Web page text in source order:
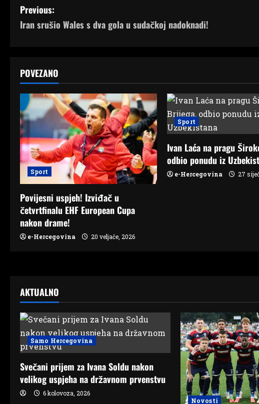
P
o
t
n
a
v
i
g
a
t
i
n
Previous:
Iran srušio Wales s dva gola u sudačkoj nadoknadi!
POVEZANO
Sport
Povijesni uspjeh! Izviđač u
četvrtfinalu EHF European Cupa
nakon drame!
e-Hercegovina 20 veljače, 2026
Sport
Ivan Laća na pragu
odbio ponudu iz
e-Hercegovina 27
AKTUALNO
Samo Hercegovina
Svečani prijem za Ivana Soldu nakon
velikog uspjeha na državnom prvenstvu
6 kolovoza, 2026
Novosti